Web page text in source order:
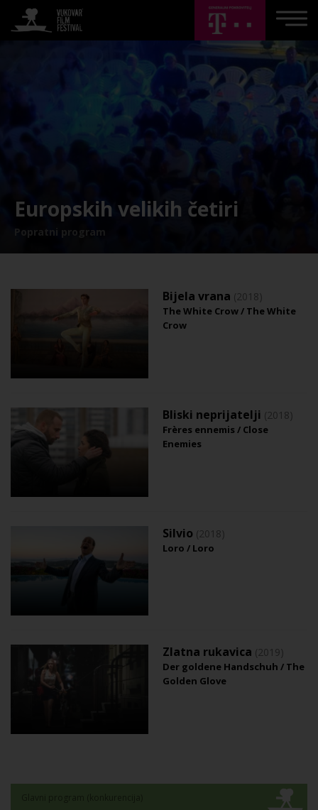
Europskih velikih četiri
Popratni program
Bijela vrana (2018)
The White Crow / The White
Crow
Bliski neprijatelji (2018)
Frères ennemis / Close
Enemies
Silvio (2018)
Loro / Loro
Zlatna rukavica (2019)
Der goldene Handschuh / The
Golden Glove